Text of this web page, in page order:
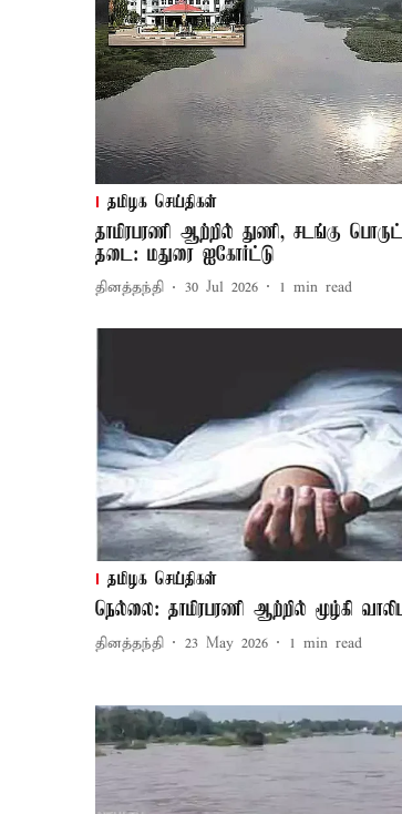
தமிழக செய்திகள்
தாமிரபரணி ஆற்றில் துணி, சடங்கு
தடை: மதுரை ஐகோர்ட்டு
தினத்தந்தி 30 Jul 2026 1 min read
தமிழக செய்திகள்
நெல்லை: தாமிரபரணி ஆற்றில் மூழ்கி
தினத்தந்தி 23 May 2026 1 min read